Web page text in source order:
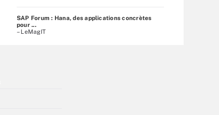
SAP Forum : Hana, des applications concrètes
pour ...
– LeMagIT